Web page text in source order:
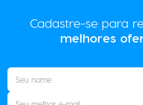
Cadastre-se para
melhores